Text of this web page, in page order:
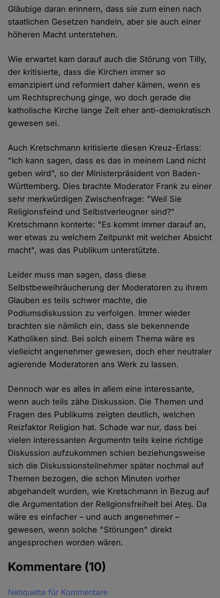
Gläubige daran erinnern, dass sie zum einen nach
staatlichen Gesetzen handeln, aber sie auch einer
höheren Macht unterstehen.
Wie erwartet kam darauf auch die Störung von Tilly,
der kritisierte, dass die Kirchen immer so
emanzipiert und reformiert daher kämen, wenn es
um Rechtsprechung ginge, wo doch gerade die
katholische Kirche lange Zeit eher anti-demokratisch
gewesen sei.
Auch Kretschmann kritisierte diesen Kreuz-Erlass:
"Ich kann sagen, dass es das in meinem Land nicht
geben wird", so der Ministerpräsident von Baden-
Württemberg. Dies brachte Moderator Frank zu einer
sehr merkwürdigen Zwischenfrage: "Weil Sie
Religionsfeind und Selbstverleugner sind?"
Kretschmann konterte: "Es kommt immer darauf an,
wer etwas zu welchem Zeitpunkt mit welcher Absicht
macht", was das Publikum unterstützte.
Leider muss man sagen, dass diese
Selbstbeweihräucherung der Moderatoren zu ihrem
Glauben es teils schwer machte, die
Podiumsdiskussion zu verfolgen. Immer wieder
brachten sie nämlich ein, dass sie bekennende
Katholiken sind. Bei solch einem Thema wäre es
vielleicht angenehmer gewesen, doch eher neutraler
agierende Moderatoren ans Werk zu lassen.
Dennoch war es alles in allem eine interessante,
wenn auch teils zähe Diskussion. Die Themen und
Fragen des Publikums zeigten deutlich, welchen
Reizfaktor Religion hat. Schade war nur, dass bei
vielen interessanten Argumentn teils keine richtige
Diskussion aufzukommen schien beziehungsweise
sich die Diskussionsteilnehmer später nochmal auf
Themen bezogen, die schon Minuten vorher
abgehandelt wurden, wie Kretschmann in Bezug auf
die Argumentation der Religionsfreiheit bei Ateş. Da
wäre es einfacher – und auch angenehmer –
gewesen, wenn solche "Störungen" direkt
angesprochen worden wären.
Kommentare (10)
Netiquette für Kommentare